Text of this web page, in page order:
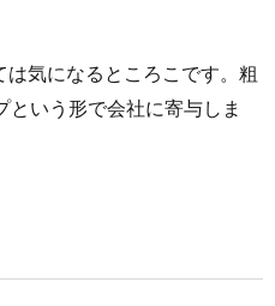
気になるところこです。粗
いう形で会社に寄与しま